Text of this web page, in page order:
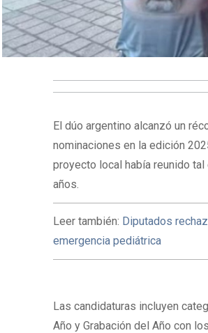
El dúo argentino alcanzó un
nominaciones en la edición
proyecto local había reunido
años.
Leer también: Diputados
emergencia pediátrica
Las candidaturas incluyen
Año y Grabación del Año con